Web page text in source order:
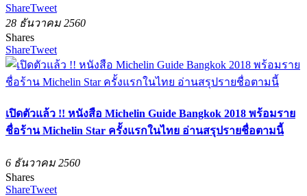
ShareTweet
28 ธันวาคม 2560
Shares
ShareTweet
เปิดตัวแล้ว !! หนังสือ Michelin Guide Bangkok 2018 พร้อมราย
ชื่อร้าน Michelin Star ครั้งแรกในไทย อ่านสรุปรายชื่อตามนี้
6 ธันวาคม 2560
Shares
ShareTweet